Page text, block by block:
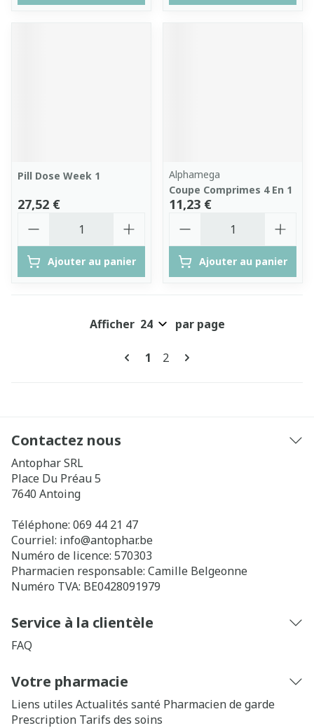
Pill Dose Week 1
27,52 €
Ajouter au panier
Alphamega
Coupe Comprimes 4 En 1
11,23 €
Ajouter au panier
Pages
Vous lisez actuellement la
1 Page
2
Afficher par page
Contactez nous
Antophar SRL
Place Du Préau 5
7640 Antoing
Téléphone: 069 44 21 47
Courriel: info@antophar.be
Numéro de licence: 570303
Pharmacien responsable: Camille Belgeonne
Numéro TVA: BE0428091979
Service à la clientèle
FAQ
Votre pharmacie
Liens utiles Actualités santé Pharmacien de garde
Prescription Tarifs des soins